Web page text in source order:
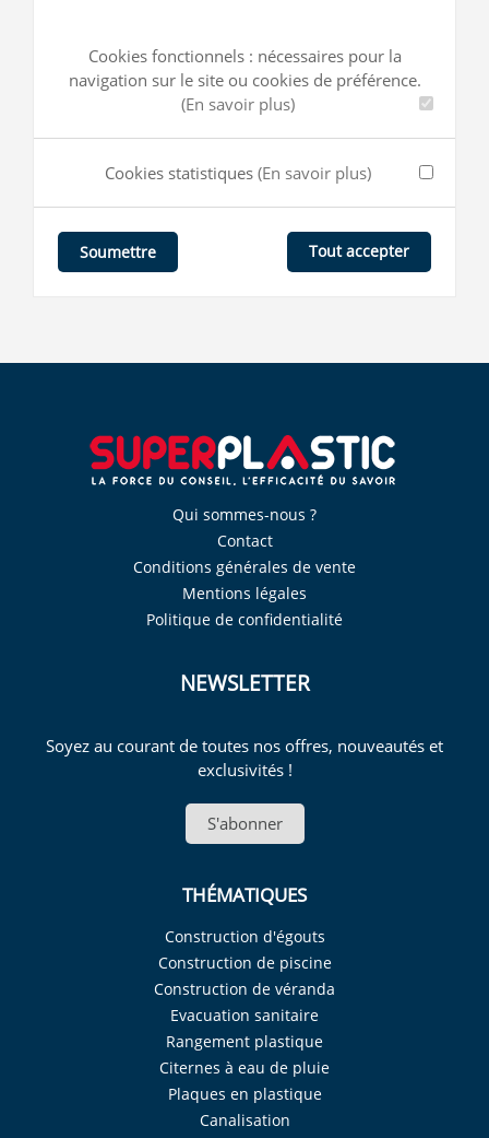
Cookies fonctionnels : nécessaires pour la
navigation sur le site ou cookies de préférence.
(En savoir plus)
Cookies statistiques (En savoir plus)
Soumettre Tout accepter
Qui sommes-nous ?
Contact
Conditions générales de vente
Mentions légales
Politique de confidentialité
NEWSLETTER
Soyez au courant de toutes nos offres, nouveautés et
exclusivités !
S'abonner
THÉMATIQUES
Construction d'égouts
Construction de piscine
Construction de véranda
Evacuation sanitaire
Rangement plastique
Citernes à eau de pluie
Plaques en plastique
Canalisation